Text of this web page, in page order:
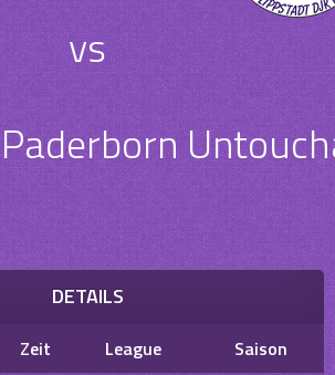
vs
Paderborn
DETAILS
Zeit League
Saison